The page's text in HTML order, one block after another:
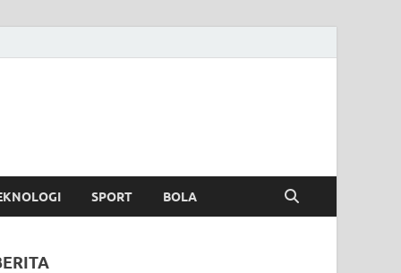
SPORT BOLA